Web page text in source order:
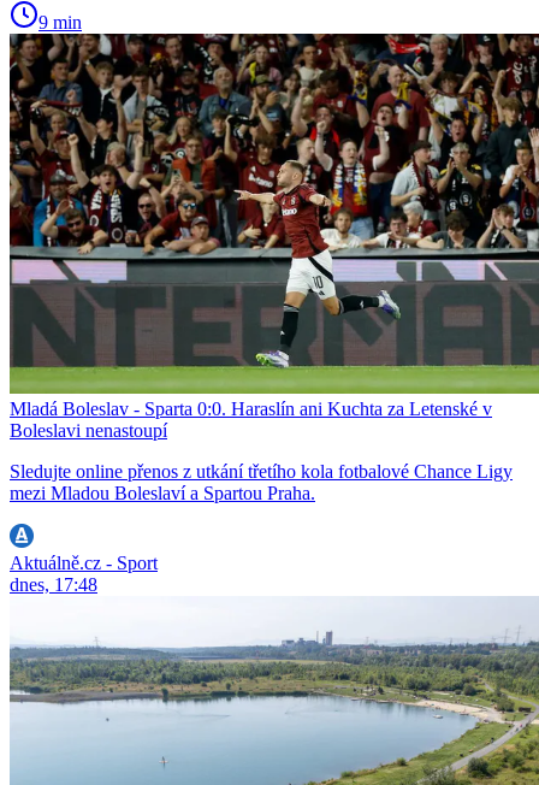
9 min
Mladá Boleslav - Sparta 0:0. Haraslín ani Kuchta za Letenské v
Boleslavi nenastoupí
Sledujte online přenos z utkání třetího kola fotbalové Chance Ligy
mezi Mladou Boleslaví a Spartou Praha.
Aktuálně.cz - Sport
dnes, 17:48